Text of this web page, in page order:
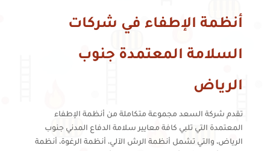
أنظمة الإطفاء في شركات
السلامة المعتمدة جنوب
الرياض
تقدم شركة السعد مجموعة متكاملة من أنظمة الإطفاء
المعتمدة التي تلبي كافة معايير سلامة الدفاع المدني جنوب
الرياض، والتي تشمل أنظمة الرش الآلي، أنظمة الرغوة، أنظمة